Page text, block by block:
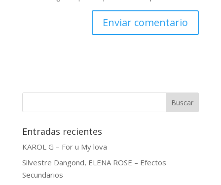
Buscar
Entradas recientes
KAROL G – For u My lova
Silvestre Dangond, ELENA ROSE – Efectos
Secundarios